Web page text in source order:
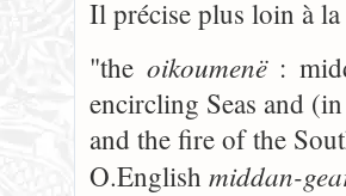
Il précise plus loin à
"the oikoumenë:
encircling Seas and
and the fire of the
O.English middan-